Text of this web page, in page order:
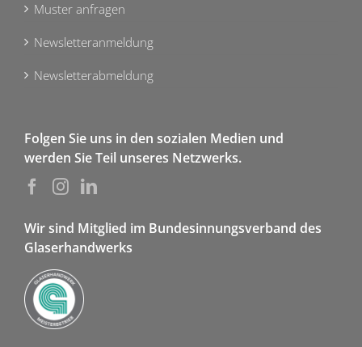
Muster anfragen
Newsletteranmeldung
Newsletterabmeldung
Folgen Sie uns in den sozialen Medien und
werden Sie Teil unseres Netzwerks.
Wir sind Mitglied im Bundesinnungsverband des
Glaserhandwerks